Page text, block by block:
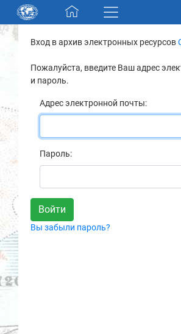
Skip navigation
Разделы и коллекции
Электронный каталог
Новости
О нас
Контакты
Партнеры
Вход в архив электронных ресурсов
Пожалуйста, введите Ваш адрес
и пароль.
Адрес электронной почты:
Пароль:
Вы забыли пароль?